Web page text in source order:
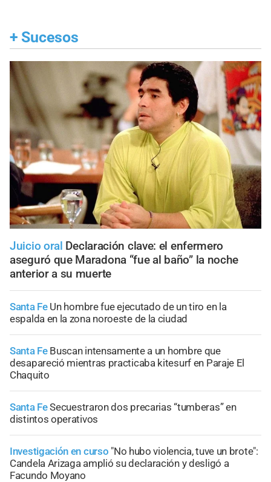
+ Sucesos
Juicio oral Declaración clave: el enfermero
aseguró que Maradona “fue al baño” la noche
anterior a su muerte
Santa Fe Un hombre fue ejecutado de un tiro en la
espalda en la zona noroeste de la ciudad
Santa Fe Buscan intensamente a un hombre que
desapareció mientras practicaba kitesurf en Paraje El
Chaquito
Santa FeSecuestraron dos precarias “tumberas” en
distintos operativos
Investigación en curso "No hubo violencia, tuve un brote":
Candela Arizaga amplió su declaración y desligó a
Facundo Moyano